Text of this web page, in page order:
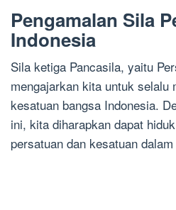
Pengamalan Sila
Indonesia
Sila ketiga Pancasila, yaitu
mengajarkan kita untuk selalu
kesatuan bangsa Indonesia.
ini, kita diharapkan dapat
persatuan dan kesatuan